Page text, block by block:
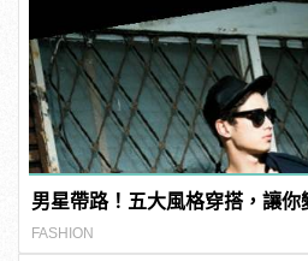
男星帶路！五大風格穿搭，讓你
FASHION